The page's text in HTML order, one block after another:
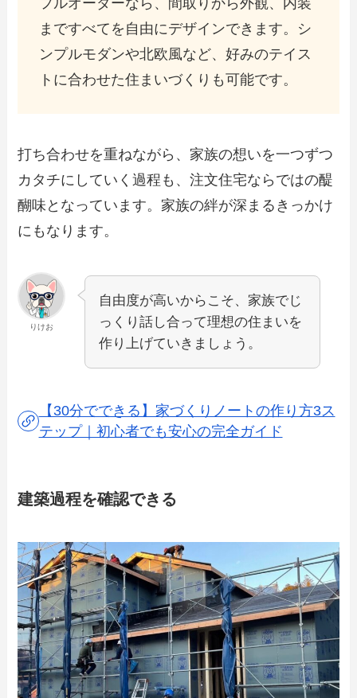
まですべてを自由にデザインできます。シ
ンプルモダンや北欧風など、好みのテイス
トに合わせた住まいづくりも可能です。
打ち合わせを重ねながら、家族の想いを一つずつ
カタチにしていく過程も、注文住宅ならではの醍
醐味となっています。家族の絆が深まるきっかけ
にもなります。
りけお
自由度が高いからこそ、家族でじ
っくり話し合って理想の住まいを
作り上げていきましょう。
【30分でできる】家づくりノートの作り方3ス
テップ｜初心者でも安心の完全ガイド
建築過程を確認できる